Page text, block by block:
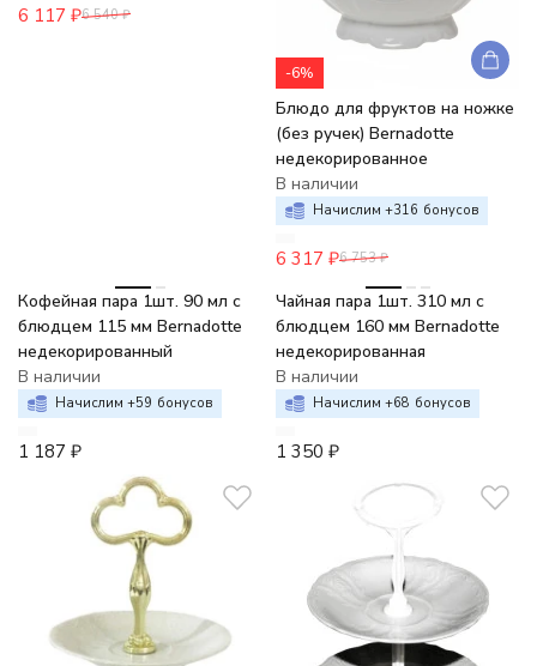
6 117 ₽6 540 ₽
-6%
Блюдо для фруктов на ножке
(без ручек) Bernadotte
недекорированное
В наличии
Начислим +316 бонусов
6 317 ₽6 753 ₽
Кофейная пара 1шт. 90 мл с
блюдцем 115 мм Bernadotte
недекорированный
В наличии
Начислим +59 бонусов
1 187 ₽
Чайная пара 1шт. 310 мл с
блюдцем 160 мм Bernadotte
недекорированная
В наличии
Начислим +68 бонусов
1 350 ₽